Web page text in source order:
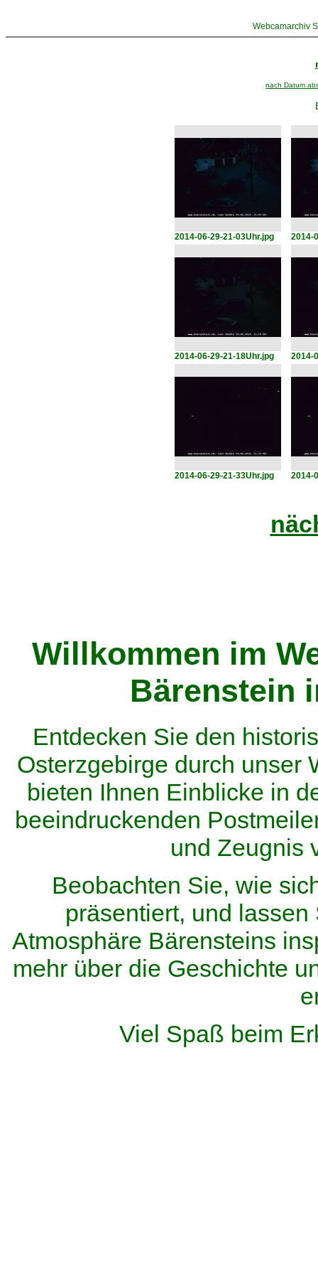
Webcamarchiv
nach Datum
2014-06-29-21-03Uhr.jpg 2014-
2014-06-29-21-18Uhr.jpg 2014-
2014-06-29-21-33Uhr.jpg 2014-
Willkommen im
Bärenstein
Entdecken Sie den
Osterzgebirge durch unser
bieten Ihnen Einblicke in
beeindruckenden
und Zeugnis
Beobachten Sie, wie
präsentiert, und
Atmosphäre Bärensteins
mehr über die Geschichte
Viel Spaß beim